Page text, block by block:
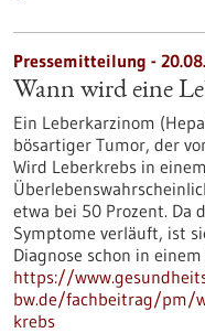
Pressemitteilung -
Wann wird eine
Ein Leberkarzinom
bösartiger Tumor, der
Wird Leberkrebs in
etwa bei 50 Prozent. Da
Symptome verläuft, ist
Diagnose schon in
https://
bw.de/fachbeitrag/pm/
krebs